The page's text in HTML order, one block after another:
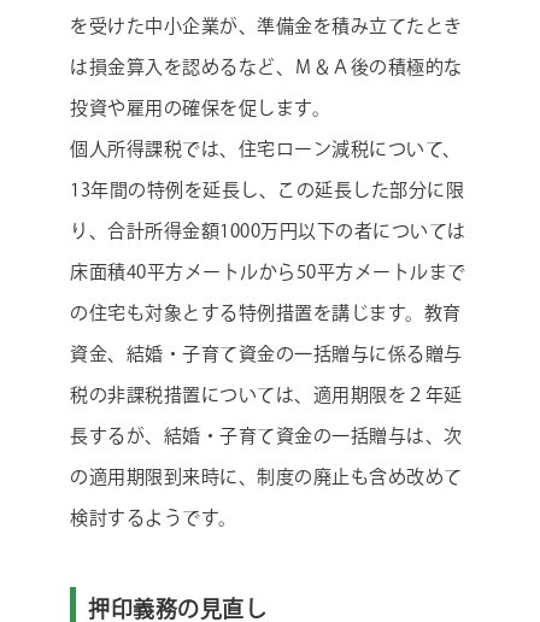
を受けた中小企業が、準備金を積み立てたとき
は損金算入を認めるなど、Ｍ＆Ａ後の積極的な
投資や雇用の確保を促します。
個人所得課税では、住宅ローン減税について、
13年間の特例を延長し、この延長した部分に限
り、合計所得金額1000万円以下の者については
床面積40平方メートルから50平方メートルまで
の住宅も対象とする特例措置を講じます。教育
資金、結婚・子育て資金の一括贈与に係る贈与
税の非課税措置については、適用期限を２年延
長するが、結婚・子育て資金の一括贈与は、次
の適用期限到来時に、制度の廃止も含め改めて
検討するようです。
押印義務の見直し